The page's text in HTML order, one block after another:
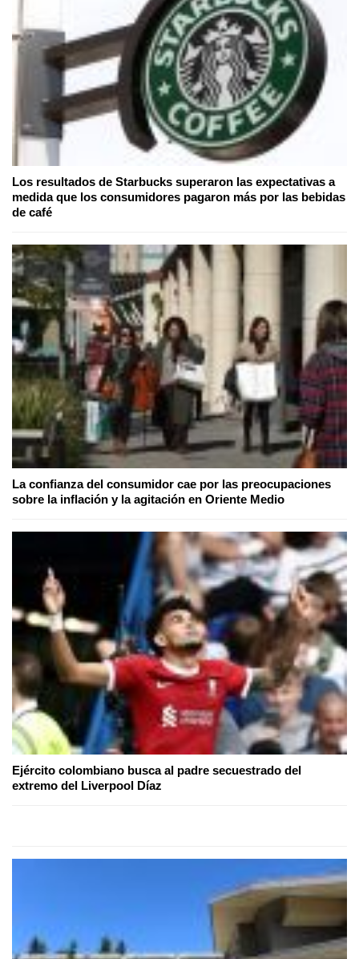
Los resultados de Starbucks superaron las expectativas a
medida que los consumidores pagaron más por las bebidas
de café
La confianza del consumidor cae por las preocupaciones
sobre la inflación y la agitación en Oriente Medio
Ejército colombiano busca al padre secuestrado del
extremo del Liverpool Díaz